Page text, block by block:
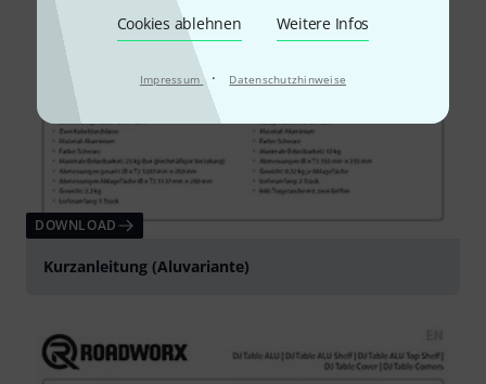
Cookies ablehnen Weitere Infos
Impressum · Datenschutzhinweise
DOWNLOAD
Kurzanleitung (Aluvariante)